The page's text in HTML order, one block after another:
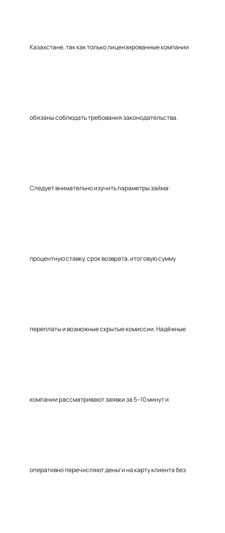
Казахстане, так как только лицензированные компании
обязаны соблюдать требования законодательства.
Следует внимательно изучить параметры займа:
процентную ставку, срок возврата, итоговую сумму
переплаты и возможные скрытые комиссии. Надёжные
компании рассматривают заявки за 5–10 минут и
оперативно перечисляют деньги на карту клиента без